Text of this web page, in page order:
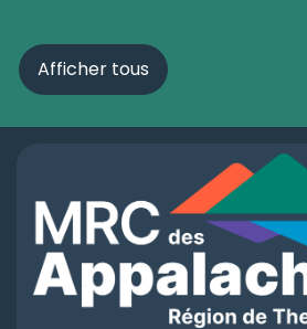
Afficher tous